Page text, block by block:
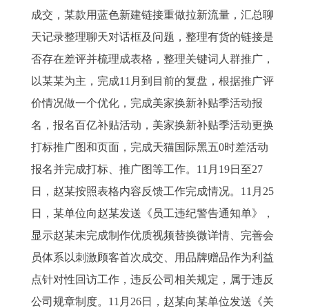
成交，某款用蓝色新建链接重做拉新流量，汇总聊
天记录整理聊天对话框及问题，整理有货的链接是
否存在差评并梳理成表格，整理关键词人群推广，
以某某为主，完成11月到目前的复盘，根据推广评
价情况做一个优化，完成美家换新补贴季活动报
名，报名百亿补贴活动，美家换新补贴季活动更换
打标推广图和页面，完成天猫国际黑五0时差活动
报名并完成打标、推广图等工作。11月19日至27
日，赵某按照表格内容反馈工作完成情况。11月25
日，某单位向赵某发送《员工违纪警告通知单》，
显示赵某未完成制作优质视频替换微详情、完善会
员体系以刺激顾客首次成交、用品牌赠品作为利益
点针对性回访工作，违反公司相关规定，属于违反
公司规章制度。11月26日，赵某向某单位发送《关